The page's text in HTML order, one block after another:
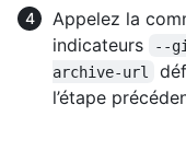
Appelez la
indicateurs
--
archive-url
l’étape